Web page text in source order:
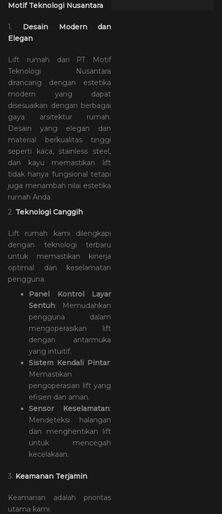
Motif Teknologi Nusantara
1. Desain Modern dan
Elegan
Lift rumah dari PT Motif
Teknologi Nusantara
dirancang dengan estetika
modern yang dapat
disesuaikan dengan berbagai
gaya arsitektur rumah.
Desain yang elegan dan
material berkualitas tinggi
seperti kaca, stainless steel,
dan kayu memastikan lift
tidak hanya fungsional tetapi
juga menambah nilai estetika
rumah Anda.
2. Teknologi Canggih
Lift rumah kami dilengkapi
dengan teknologi terbaru
untuk memastikan kinerja
optimal dan keselamatan
pengguna.
Panel Kontrol Layar
Sentuh: Memudahkan
pengguna dalam
mengoperasikan lift
dengan antarmuka
yang intuitif.
Sistem Kendali Pintar:
Memastikan
pengoperasian lift yang
efisien dan aman.
Sensor Keselamatan:
Mendeteksi halangan
dan menghentikan lift
untuk mencegah
kecelakaan.
3. Keamanan Terjamin
Keamanan adalah prioritas
utama kami.